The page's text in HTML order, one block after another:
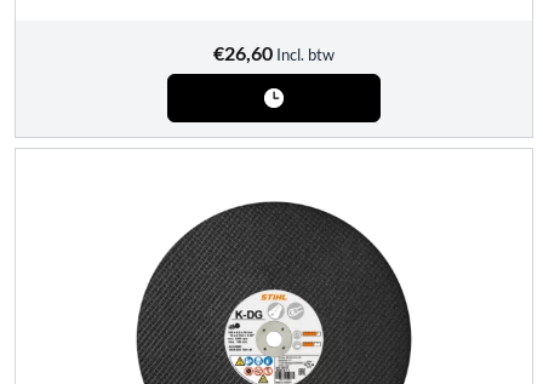
€26,60 Incl. btw